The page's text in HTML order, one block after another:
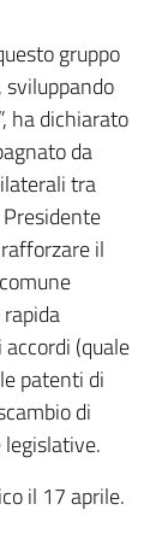
gruppo
ha dichiarato
da
tra
il
(quale
patenti di
di
il 17 aprile.